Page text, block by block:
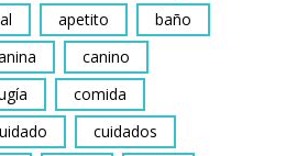
apetito
baño
canino
comida
cuidados